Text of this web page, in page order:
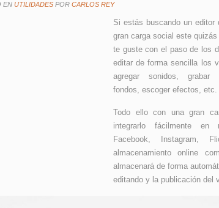
EN UTILIDADES POR CARLOS REY
Si estás buscando un editor
gran carga social este
te guste con el paso de los
editar de forma sencilla los
agregar sonidos, grabar
fondos, escoger efectos, etc.
Todo ello con una gran
integrarlo fácilmente en
Facebook, Instagram,
almacenamiento online
almacenará de forma
editando y la publicación del